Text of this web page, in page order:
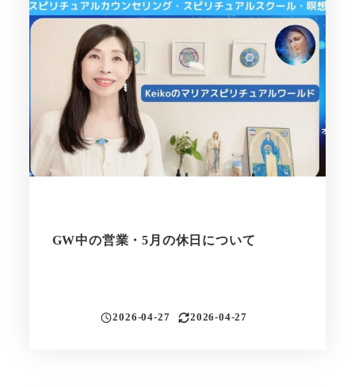
GW中の営業・5月の休日について
投稿日
2026-04-27
更新日
2026-04-27